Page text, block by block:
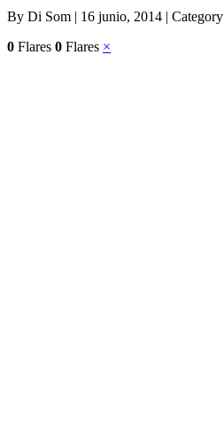
By Di Som | 16 junio, 2014 | Category
0 Flares 0 Flares ×